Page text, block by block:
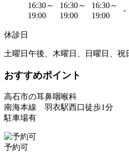
16:30～
19:00
16:30～
19:00
16:30～
19:00
-
休診日
土曜日午後、木曜日、日曜日、祝
おすすめポイント
高石市の耳鼻咽喉科
南海本線 羽衣駅西口徒歩1分
駐車場有
予約可